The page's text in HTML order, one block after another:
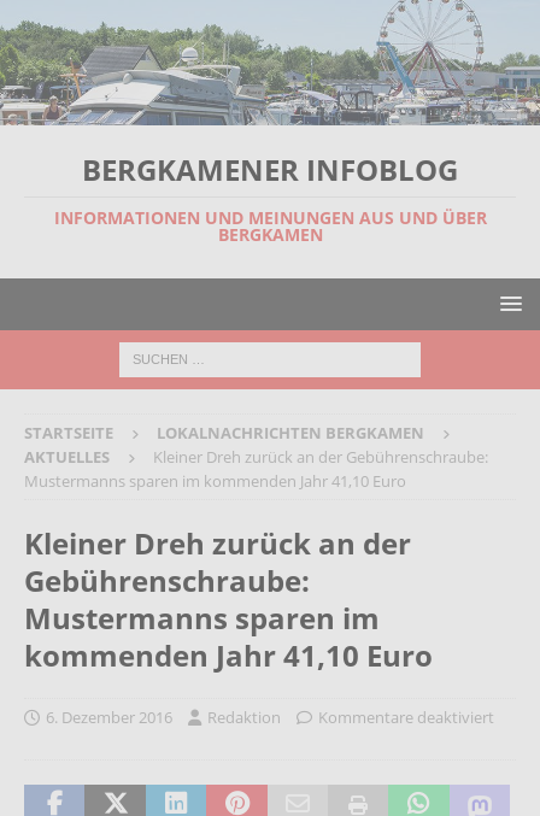
BERGKAMENER INFOBLOG
INFORMATIONEN UND MEINUNGEN AUS UND ÜBER
BERGKAMEN
STARTSEITE
LOKALNACHRICHTEN BERGKAMEN
AKTUELLES
Kleiner Dreh zurück an der Gebührenschraube:
Mustermanns sparen im kommenden Jahr 41,10 Euro
Kleiner Dreh zurück an der
Gebührenschraube:
Mustermanns sparen im
kommenden Jahr 41,10 Euro
6. Dezember 2016 Redaktion Kommentare deaktiviert